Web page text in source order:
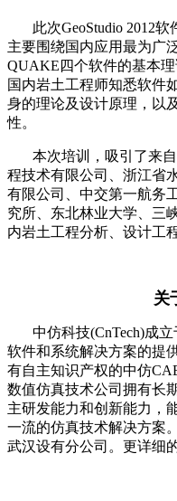
此次GeoStudio 2012软
主要围绕国内应用最为广
QUAKE四个软件的基本
国内岩土工程师知悉软件
身的理论及设计原理，以
性。
本次培训，吸引了来自
程技术有限公司、浙江省
有限公司、中交第一航务
究所、东北林业大学、三
内岩土工程分析、设计工
关
中仿科技(CnTech)成立
软件和系统解决方案的提
有自主知识产权的中仿
数值仿真技术公司拥有长
主研发能力和创新能力，
一流的仿真技术解决方案
武汉设有分公司。更详细